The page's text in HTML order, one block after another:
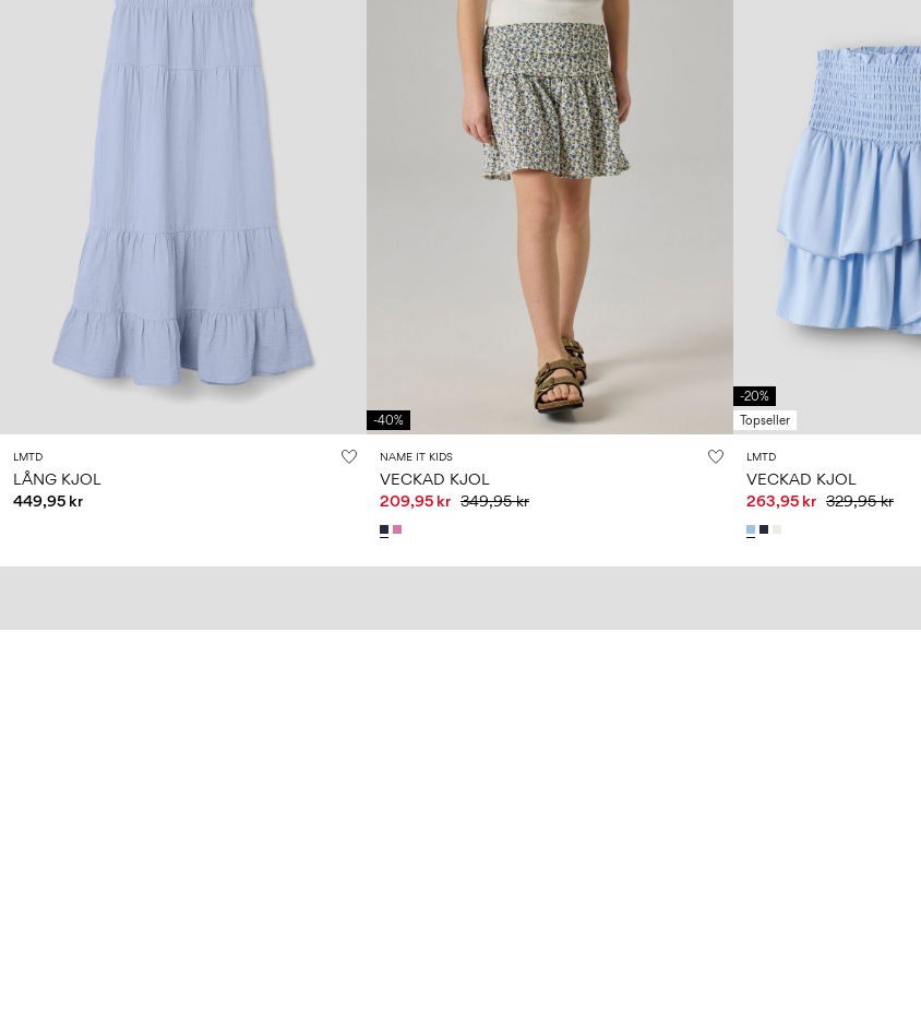
LMTD
LÅNG KJOL
449,95 kr
-40%
NAME IT KIDS
VECKAD KJOL
209,95 kr 349,95 kr
-20%
Topseller
LMTD
VECKAD KJOL
263,95 kr 329,95 kr